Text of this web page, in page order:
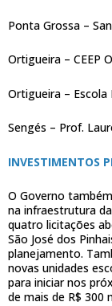
Ponta Grossa –
Ortigueira – CEEP
Ortigueira – Escola
Sengés – Prof.
INVESTIMENTOS
O Governo
na infraestrutura
quatro licitações
São José dos
planejamento.
novas unidades
para iniciar nos
de mais de R$ 300